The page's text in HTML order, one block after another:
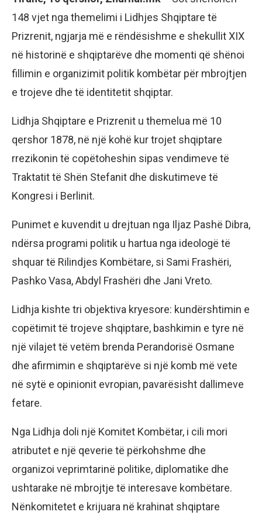
148 vjet nga themelimi i Lidhjes Shqiptare të
Prizrenit, ngjarja më e rëndësishme e shekullit XIX
në historinë e shqiptarëve dhe momenti që shënoi
fillimin e organizimit politik kombëtar për mbrojtjen
e trojeve dhe të identitetit shqiptar.
Lidhja Shqiptare e Prizrenit u themelua më 10
qershor 1878, në një kohë kur trojet shqiptare
rrezikonin të copëtoheshin sipas vendimeve të
Traktatit të Shën Stefanit dhe diskutimeve të
Kongresi i Berlinit.
Punimet e kuvendit u drejtuan nga Iljaz Pashë Dibra,
ndërsa programi politik u hartua nga ideologë të
shquar të Rilindjes Kombëtare, si Sami Frashëri,
Pashko Vasa, Abdyl Frashëri dhe Jani Vreto.
Lidhja kishte tri objektiva kryesore: kundërshtimin e
copëtimit të trojeve shqiptare, bashkimin e tyre në
një vilajet të vetëm brenda Perandorisë Osmane
dhe afirmimin e shqiptarëve si një komb më vete
në sytë e opinionit evropian, pavarësisht dallimeve
fetare.
Nga Lidhja doli një Komitet Kombëtar, i cili mori
atributet e një qeverie të përkohshme dhe
organizoi veprimtarinë politike, diplomatike dhe
ushtarake në mbrojtje të interesave kombëtare.
Nënkomitetet e krijuara në krahinat shqiptare